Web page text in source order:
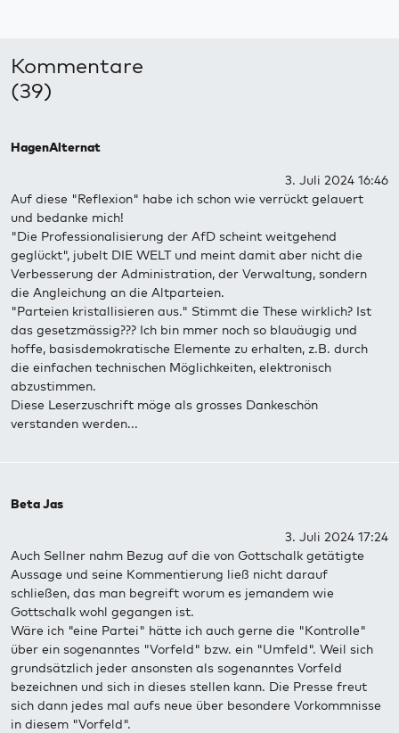
Kommentare
(39)
HagenAlternat
3. Juli 2024 16:46
Auf diese "Reflexion" habe ich schon wie verrückt gelauert
und bedanke mich!
"Die Professionalisierung der AfD scheint weitgehend
geglückt", jubelt DIE WELT und meint damit aber nicht die
Verbesserung der Administration, der Verwaltung, sondern
die Angleichung an die Altparteien.
"Parteien kristallisieren aus." Stimmt die These wirklich? Ist
das gesetzmässig??? Ich bin mmer noch so blauäugig und
hoffe, basisdemokratische Elemente zu erhalten, z.B. durch
die einfachen technischen Möglichkeiten, elektronisch
abzustimmen.
Diese Leserzuschrift möge als grosses Dankeschön
verstanden werden...
Beta Jas
3. Juli 2024 17:24
Auch Sellner nahm Bezug auf die von Gottschalk getätigte
Aussage und seine Kommentierung ließ nicht darauf
schließen, das man begreift worum es jemandem wie
Gottschalk wohl gegangen ist.
Wäre ich "eine Partei" hätte ich auch gerne die "Kontrolle"
über ein sogenanntes "Vorfeld" bzw. ein "Umfeld". Weil sich
grundsätzlich jeder ansonsten als sogenanntes Vorfeld
bezeichnen und sich in dieses stellen kann. Die Presse freut
sich dann jedes mal aufs neue über besondere Vorkommnisse
in diesem "Vorfeld".